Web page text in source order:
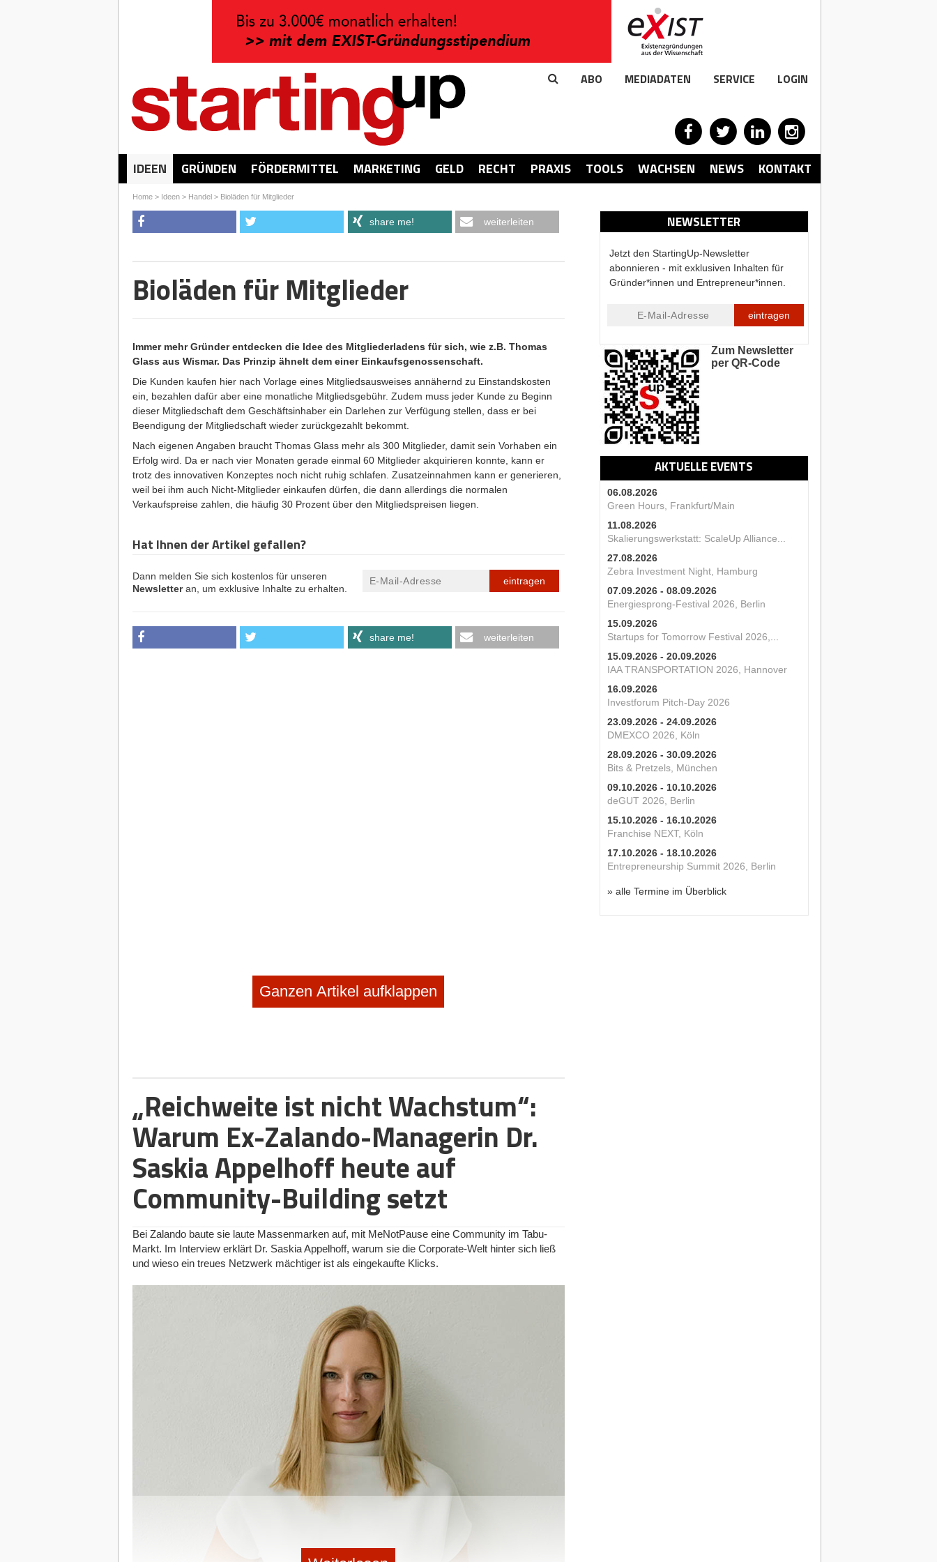
ABO MEDIADATEN SERVICE LOGIN
IDEEN GRÜNDEN FÖRDERMITTEL MARKETING GELD RECHT PRAXIS TOOLS WACHSEN NEWS KONTAKT
Home> Ideen> Handel> Bioläden für Mitglieder
NEWSLETTER
Jetzt den StartingUp-Newsletter
abonnieren - mit exklusiven Inhalten für
Gründer*innen und Entrepreneur*innen.
eintragen
Zum Newsletter
per QR-Code
AKTUELLE EVENTS
06.08.2026
Green Hours, Frankfurt/Main
11.08.2026
Skalierungswerkstatt: ScaleUp Alliance...
27.08.2026
Zebra Investment Night, Hamburg
07.09.2026 - 08.09.2026
Energiesprong-Festival 2026, Berlin
15.09.2026
Startups for Tomorrow Festival 2026,...
15.09.2026 - 20.09.2026
IAA TRANSPORTATION 2026, Hannover
16.09.2026
Investforum Pitch-Day 2026
23.09.2026 - 24.09.2026
DMEXCO 2026, Köln
28.09.2026 - 30.09.2026
Bits & Pretzels, München
09.10.2026 - 10.10.2026
deGUT 2026, Berlin
15.10.2026 - 16.10.2026
Franchise NEXT, Köln
17.10.2026 - 18.10.2026
Entrepreneurship Summit 2026, Berlin
» alle Termine im Überblick
share me! weiterleiten
Bioläden für Mitglieder
Immer mehr Gründer entdecken die Idee des Mitgliederladens für sich, wie z.B. Thomas
Glass aus Wismar. Das Prinzip ähnelt dem einer Einkaufsgenossenschaft.
Die Kunden kaufen hier nach Vorlage eines Mitgliedsausweises annähernd zu Einstandskosten
ein, bezahlen dafür aber eine monatliche Mitgliedsgebühr. Zudem muss jeder Kunde zu Beginn
dieser Mitgliedschaft dem Geschäftsinhaber ein Darlehen zur Verfügung stellen, dass er bei
Beendigung der Mitgliedschaft wieder zurückgezahlt bekommt.
Nach eigenen Angaben braucht Thomas Glass mehr als 300 Mitglieder, damit sein Vorhaben ein
Erfolg wird. Da er nach vier Monaten gerade einmal 60 Mitglieder akquirieren konnte, kann er
trotz des innovativen Konzeptes noch nicht ruhig schlafen. Zusatzeinnahmen kann er generieren,
weil bei ihm auch Nicht-Mitglieder einkaufen dürfen, die dann allerdings die normalen
Verkaufspreise zahlen, die häufig 30 Prozent über den Mitgliedspreisen liegen.
Hat Ihnen der Artikel gefallen?
Dann melden Sie sich kostenlos für unseren
Newsletteran, um exklusive Inhalte zu erhalten.
eintragen
share me! weiterleiten
Ganzen Artikel aufklappen
„Reichweite ist nicht Wachstum“:
Warum Ex-Zalando-Managerin Dr.
Saskia Appelhoff heute auf
Community-Building setzt
Bei Zalando baute sie laute Massenmarken auf, mit MeNotPause eine Community im Tabu-
Markt. Im Interview erklärt Dr. Saskia Appelhoff, warum sie die Corporate-Welt hinter sich ließ
und wieso ein treues Netzwerk mächtiger ist als eingekaufte Klicks.